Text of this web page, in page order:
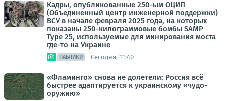
Кадры, опубликованные 250-ым ОЦИП
(Объединенный центр инженерной поддержки)
ВСУ в начале февраля 2025 года, на которых
показаны 250-килограммовые бомбы SAMP
Type 25, используемые для минирования моста
где-то на Украине
ПАБЛИКИ Сегодня, 11:40
«Фламинго» снова не долетели: Россия всё
быстрее адаптируется к украинскому «чудо-
оружию»